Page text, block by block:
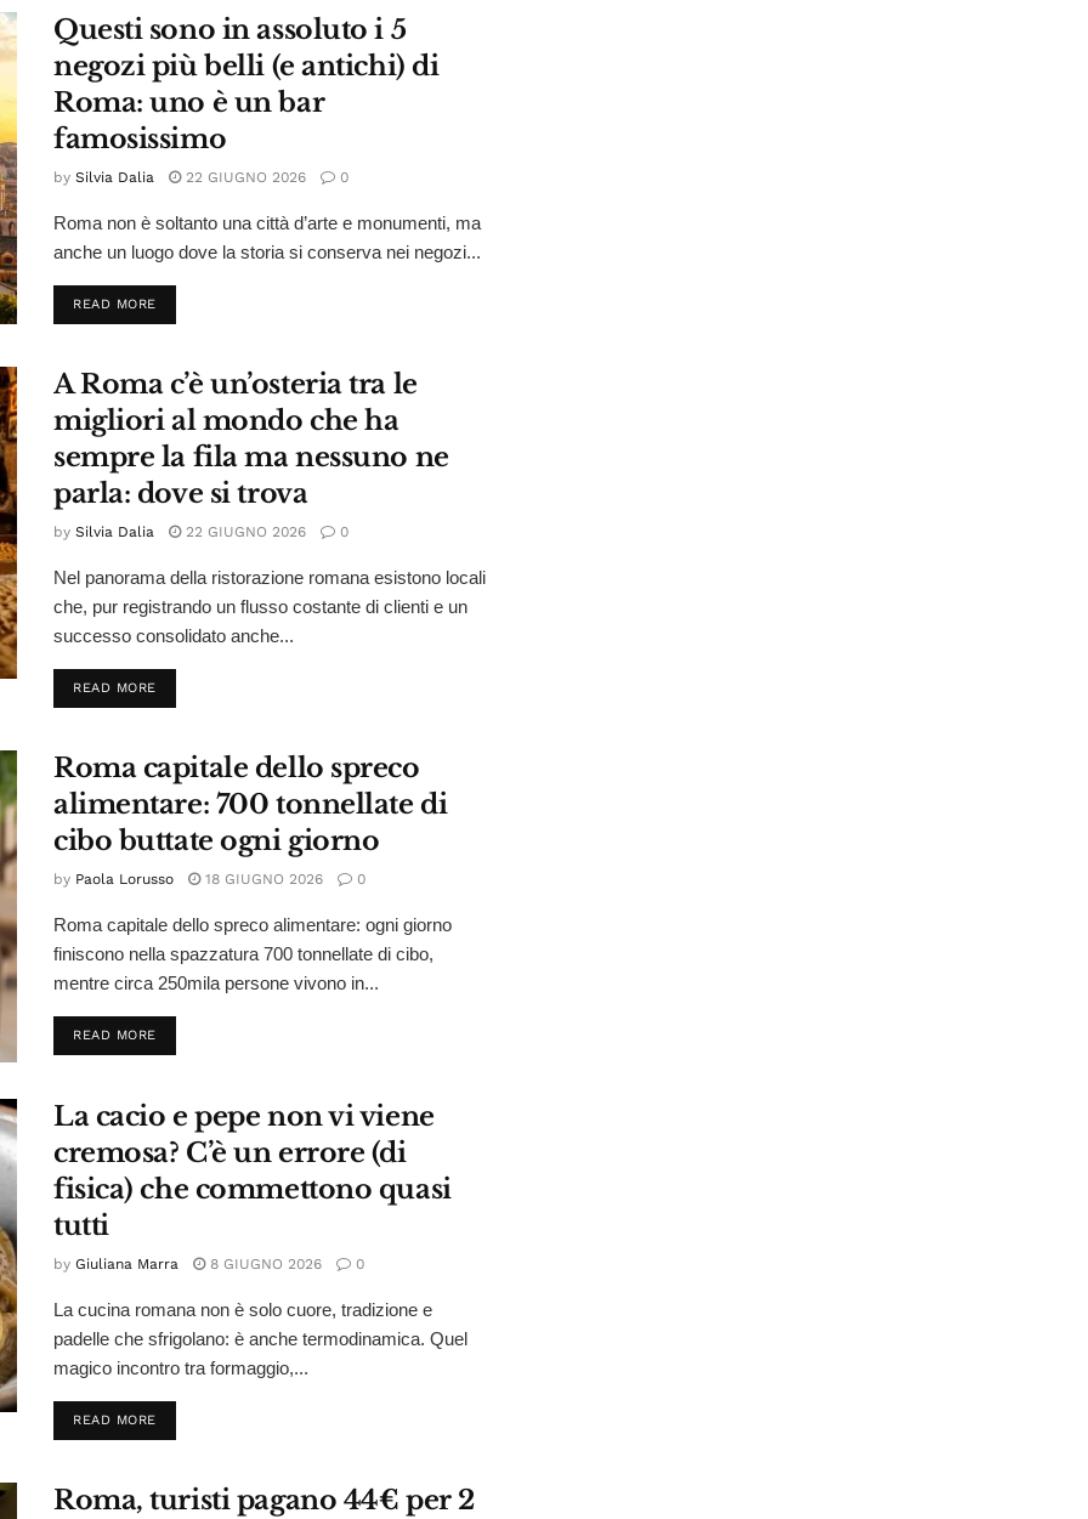
Questi sono in assoluto i 5
negozi più belli (e antichi) di
Roma: uno è un bar
famosissimo
by Silvia Dalia 22 GIUGNO 2026 0
Roma non è soltanto una città d’arte e monumenti, ma
anche un luogo dove la storia si conserva nei negozi...
READ MOREDETAILS
A Roma c’è un’osteria tra le
migliori al mondo che ha
sempre la fila ma nessuno ne
parla: dove si trova
by Silvia Dalia 22 GIUGNO 2026 0
Nel panorama della ristorazione romana esistono locali
che, pur registrando un flusso costante di clienti e un
successo consolidato anche...
READ MOREDETAILS
Roma capitale dello spreco
alimentare: 700 tonnellate di
cibo buttate ogni giorno
by Paola Lorusso 18 GIUGNO 2026 0
Roma capitale dello spreco alimentare: ogni giorno
finiscono nella spazzatura 700 tonnellate di cibo,
mentre circa 250mila persone vivono in...
READ MOREDETAILS
La cacio e pepe non vi viene
cremosa? C’è un errore (di
fisica) che commettono quasi
tutti
by Giuliana Marra 8 GIUGNO 2026 0
La cucina romana non è solo cuore, tradizione e
padelle che sfrigolano: è anche termodinamica. Quel
magico incontro tra formaggio,...
READ MOREDETAILS
Roma, turisti pagano 44€ per 2